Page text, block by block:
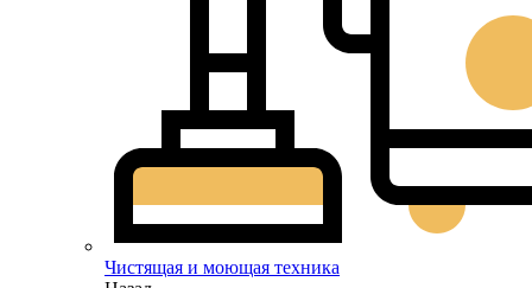
Чистящая и моющая техника